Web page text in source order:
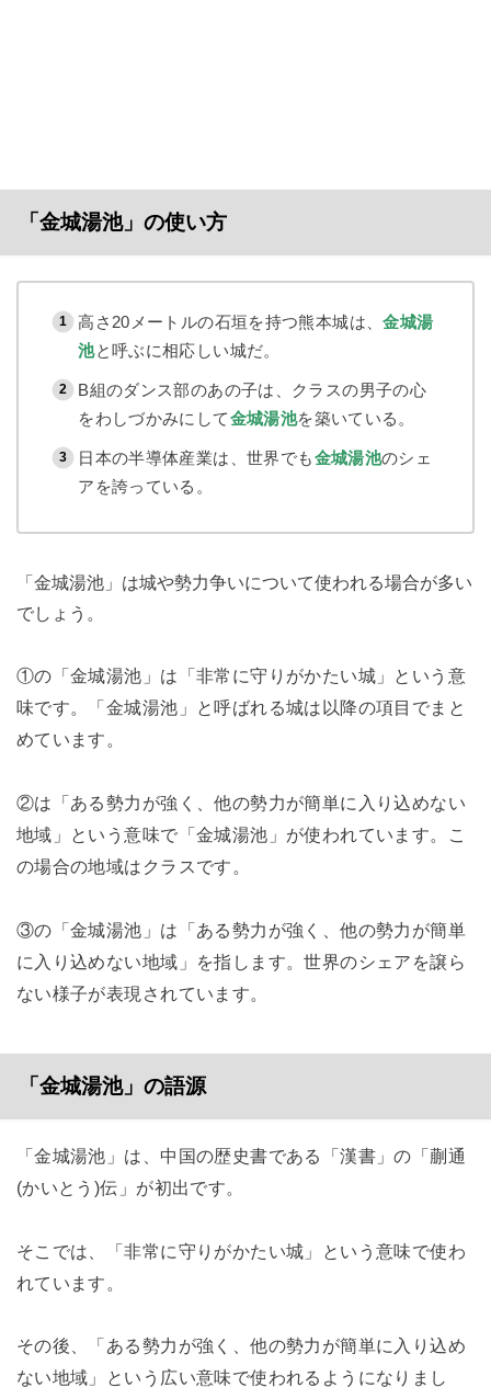
「金城湯池」の使い方
高さ20メートルの石垣を持つ熊本城は、金城湯
池と呼ぶに相応しい城だ。
B組のダンス部のあの子は、クラスの男子の心
をわしづかみにして金城湯池を築いている。
日本の半導体産業は、世界でも金城湯池のシェ
アを誇っている。
「金城湯池」は城や勢力争いについて使われる場合が多い
でしょう。
①の「金城湯池」は「非常に守りがかたい城」という意
味です。「金城湯池」と呼ばれる城は以降の項目でまと
めています。
②は「ある勢力が強く、他の勢力が簡単に入り込めない
地域」という意味で「金城湯池」が使われています。こ
の場合の地域はクラスです。
③の「金城湯池」は「ある勢力が強く、他の勢力が簡単
に入り込めない地域」を指します。世界のシェアを譲ら
ない様子が表現されています。
「金城湯池」の語源
「金城湯池」は、中国の歴史書である「漢書」の「蒯通
(かいとう)伝」が初出です。
そこでは、「非常に守りがかたい城」という意味で使わ
れています。
その後、「ある勢力が強く、他の勢力が簡単に入り込め
ない地域」という広い意味で使われるようになりまし